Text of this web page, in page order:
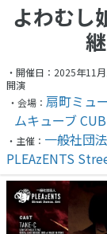
よわむし
・開催日：2025年11
開演
・会場： 扇町ミュ
ムキューブ
・主催： 一般社団
PLEAzENTS